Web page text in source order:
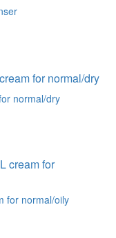
normal/dry
for normal/oily